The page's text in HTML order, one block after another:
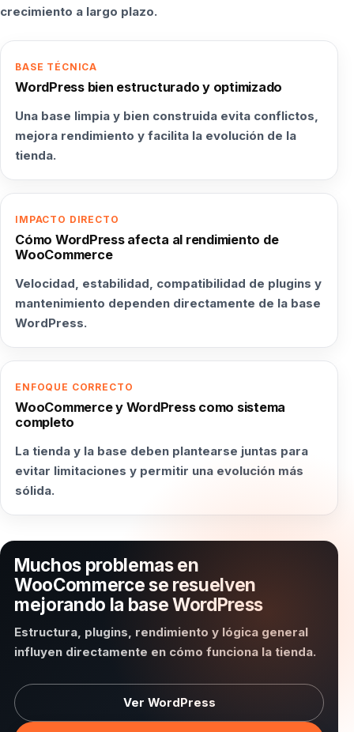
crecimiento a largo plazo.
BASE TÉCNICA
WordPress bien estructurado y optimizado
Una base limpia y bien construida evita conflictos,
mejora rendimiento y facilita la evolución de la
tienda.
IMPACTO DIRECTO
Cómo WordPress afecta al rendimiento de
WooCommerce
Velocidad, estabilidad, compatibilidad de plugins y
mantenimiento dependen directamente de la base
WordPress.
ENFOQUE CORRECTO
WooCommerce y WordPress como sistema
completo
La tienda y la base deben plantearse juntas para
evitar limitaciones y permitir una evolución más
sólida.
Muchos problemas en
WooCommerce se resuelven
mejorando la base WordPress
Estructura, plugins, rendimiento y lógica general
influyen directamente en cómo funciona la tienda.
Ver WordPress